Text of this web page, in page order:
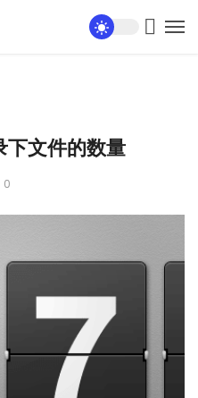
下文件的数量
0